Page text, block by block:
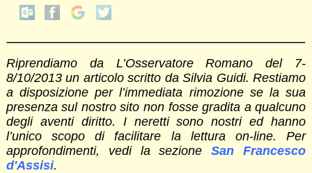
Riprendiamo da L’Osservatore Romano del 7-
8/10/2013 un articolo scritto da Silvia Guidi. Restiamo
a disposizione per l’immediata rimozione se la sua
presenza sul nostro sito non fosse gradita a qualcuno
degli aventi diritto. I neretti sono nostri ed hanno
l’unico scopo di facilitare la lettura on-line. Per
approfondimenti, vedi la sezioneSan Francesco
d'Assisi.